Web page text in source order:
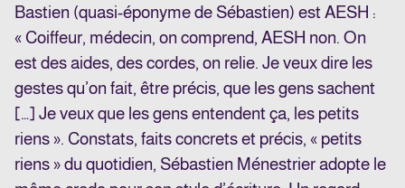
Bastien (quasi-éponyme de Sébastien) est AESH :
« Coiffeur, médecin, on comprend, AESH non. On
est des aides, des cordes, on relie. Je veux dire les
gestes qu’on fait, être précis, que les gens sachent
[…] Je veux que les gens entendent ça, les petits
riens ». Constats, faits concrets et précis, « petits
riens » du quotidien, Sébastien Ménestrier adopte le